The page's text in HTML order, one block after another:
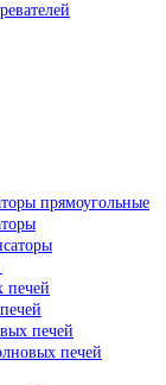
прямоугольные
печей
печей
печей